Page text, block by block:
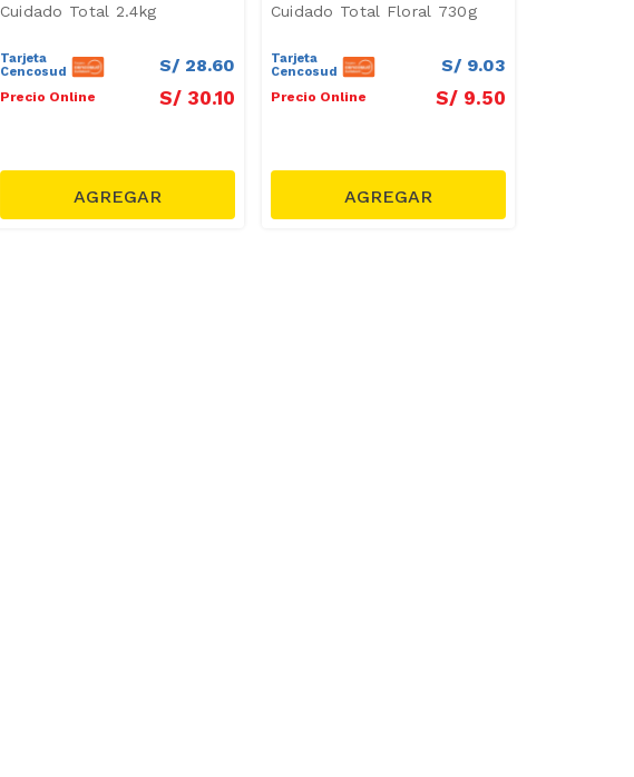
Cuidado Total 2.4kg
Tarjeta
Cencosud
S/ 28.60
Precio Online S/ 30.10
Cuidado Total Floral 730g
Tarjeta
Cencosud
S/ 9.03
Precio Online S/ 9.50